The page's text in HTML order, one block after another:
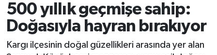
500 yıllık geçmişe sahip:
Doğasıyla hayran bırakıyor
Kargı ilçesinin doğal güzellikleri arasında yer alan
Güncel
Siyaset
Çorum Namaz Vakitleri
Trafik Durumu